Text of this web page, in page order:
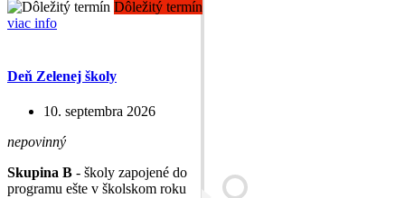
Dôležitý termín
viac info
Deň Zelenej školy
10. septembra 2026
nepovinný
Skupina B - školy zapojené do
programu ešte v školskom roku